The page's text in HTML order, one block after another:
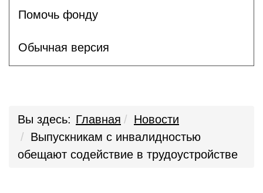
Помочь фонду
Обычная версия
Вы здесь: Главная
Новости
Выпускникам с инвалидностью
обещают содействие в трудоустройстве